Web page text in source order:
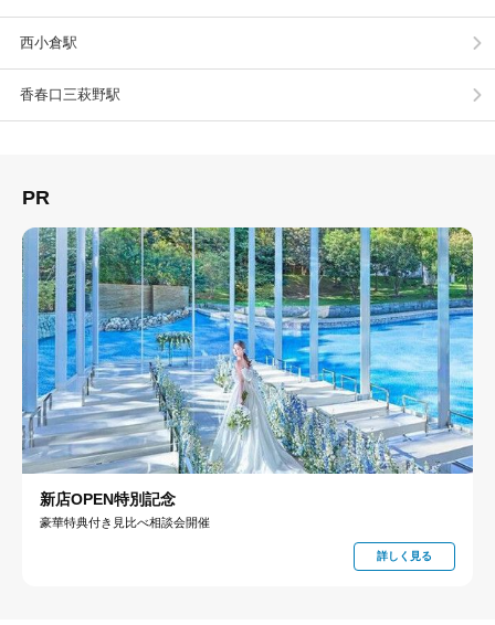
西小倉駅
香春口三萩野駅
PR
新店OPEN特別記念
豪華特典付き見比べ相談会開催
詳しく見る